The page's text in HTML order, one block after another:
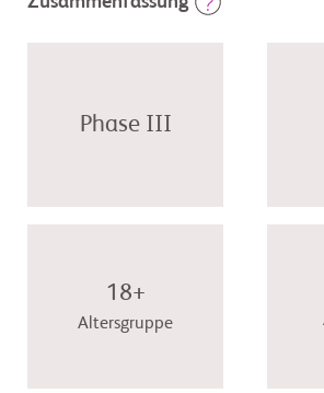
Phase III
18+
Altersgruppe